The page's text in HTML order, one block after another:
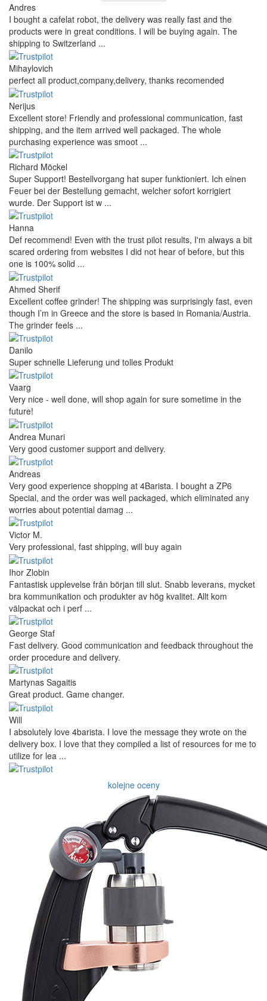
Andres
I bought a cafelat robot, the delivery was really fast and the
products were in great conditions. I will be buying again. The
shipping to Switzerland ...
Mihaylovich
perfect all product,company,delivery, thanks recomended
Nerijus
Excellent store! Friendly and professional communication, fast
shipping, and the item arrived well packaged. The whole
purchasing experience was smoot ...
Richard Möckel
Super Support! Bestellvorgang hat super funktioniert. Ich einen
Feuer bei der Bestellung gemacht, welcher sofort korrigiert
wurde. Der Support ist w ...
Hanna
Def recommend! Even with the trust pilot results, I'm always a bit
scared ordering from websites I did not hear of before, but this
one is 100% solid ...
Ahmed Sherif
Excellent coffee grinder! The shipping was surprisingly fast, even
though I’m in Greece and the store is based in Romania/Austria.
The grinder feels ...
Danilo
Super schnelle Lieferung und tolles Produkt
Vaarg
Very nice - well done, will shop again for sure sometime in the
future!
Andrea Munari
Very good customer support and delivery.
Andreas
Very good experience shopping at 4Barista. I bought a ZP6
Special, and the order was well packaged, which eliminated any
worries about potential damag ...
Victor M.
Very professional, fast shipping, will buy again
Ihor Zlobin
Fantastisk upplevelse från början till slut. Snabb leverans, mycket
bra kommunikation och produkter av hög kvalitet. Allt kom
välpackat och i perf ...
George Staf
Fast delivery. Good communication and feedback throughout the
order procedure and delivery.
Martynas Sagaitis
Great product. Game changer.
Will
I absolutely love 4barista. I love the message they wrote on the
delivery box. I love that they compiled a list of resources for me to
utilize for lea ...
kolejne oceny